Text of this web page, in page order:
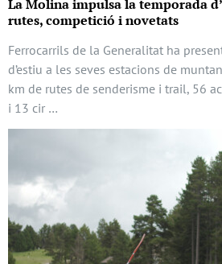
La Molina impulsa la temporada
rutes, competició i novetats
Ferrocarrils de la Generalitat ha
d’estiu a les seves estacions de
km de rutes de senderisme i trail, 56
i 13 cir …